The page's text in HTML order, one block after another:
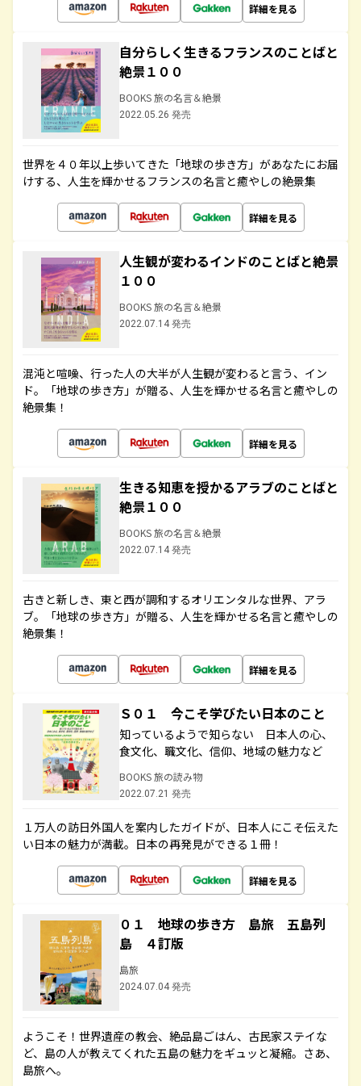
詳細を見る
自分らしく生きるフランスのことばと
絶景１００
BOOKS 旅の名言＆絶景
2022.05.26 発売
世界を４０年以上歩いてきた「地球の歩き方」があなたにお届
けする、人生を輝かせるフランスの名言と癒やしの絶景集
詳細を見る
人生観が変わるインドのことばと絶景
１００
BOOKS 旅の名言＆絶景
2022.07.14 発売
混沌と喧噪、行った人の大半が人生観が変わると言う、イン
ド。「地球の歩き方」が贈る、人生を輝かせる名言と癒やしの
絶景集！
詳細を見る
生きる知恵を授かるアラブのことばと
絶景１００
BOOKS 旅の名言＆絶景
2022.07.14 発売
古きと新しき、東と西が調和するオリエンタルな世界、アラ
ブ。「地球の歩き方」が贈る、人生を輝かせる名言と癒やしの
絶景集！
詳細を見る
Ｓ０１ 今こそ学びたい日本のこと
知っているようで知らない 日本人の心、
食文化、職文化、信仰、地域の魅力など
BOOKS 旅の読み物
2022.07.21 発売
１万人の訪日外国人を案内したガイドが、日本人にこそ伝えた
い日本の魅力が満載。日本の再発見ができる１冊！
詳細を見る
０１ 地球の歩き方 島旅 五島列
島 ４訂版
島旅
2024.07.04 発売
ようこそ！世界遺産の教会、絶品島ごはん、古民家ステイな
ど、島の人が教えてくれた五島の魅力をギュッと凝縮。さあ、
島旅へ。